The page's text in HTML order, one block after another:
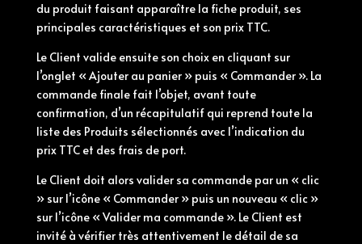
du produit faisant apparaître la fiche produit, ses
principales caractéristiques et son prix TTC.
Le Client valide ensuite son choix en cliquant sur
l’onglet « Ajouter au panier » puis « Commander ». La
commande finale fait l’objet, avant toute
confirmation, d’un récapitulatif qui reprend toute la
liste des Produits sélectionnés avec l’indication du
prix TTC et des frais de port.
Le Client doit alors valider sa commande par un « clic
» sur l’icône « Commander » puis un nouveau « clic »
sur l’icône « Valider ma commande ». Le Client est
invité à vérifier très attentivement le détail de sa